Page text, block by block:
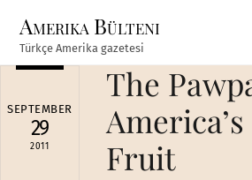
content
Amerika Bülteni
Türkçe Amerika gazetesi
SEPTEMBER
29
2011
The
Fruit